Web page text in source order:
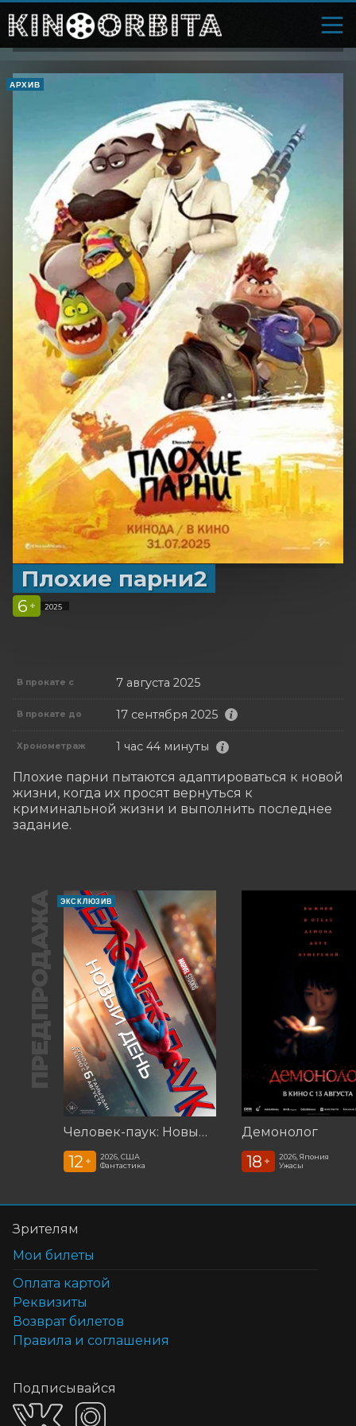
АРХИВ
Плохие парни2
6 + 2025
В прокате с 7 августа 2025
В прокате до 17 сентября 2025
Хронометраж 1 час 44 минуты
Плохие парни пытаются адаптироваться к новой
жизни, когда их просят вернуться к
криминальной жизни и выполнить последнее
задание.
ПРЕДПРОДАЖА ЭКСКЛЮЗИВ
Человек-паук: Новый день (2026)
12 +
2026, США
Фантастика
Демонолог
18 +
2026, Япония
Ужасы
Зрителям
Мои билеты
Оплата картой
Реквизиты
Возврат билетов
Правила и соглашения
Подписывайся